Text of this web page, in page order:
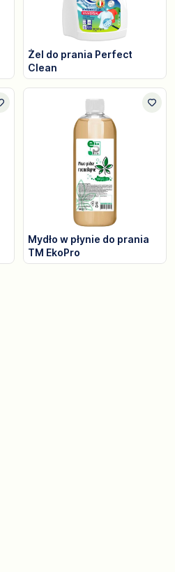
Żel do prania Perfect
Clean
Mydło w płynie do prania
TM EkoPro